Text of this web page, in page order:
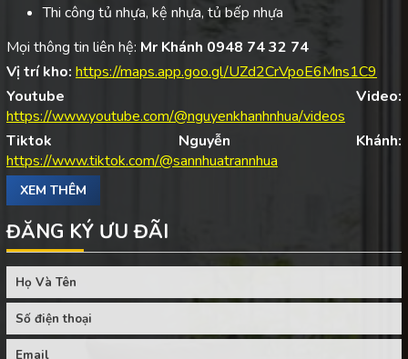
Thi công tủ nhựa, kệ nhựa, tủ bếp nhựa
Mọi thông tin liên hệ: Mr Khánh 0948 74 32 74
Vị trí kho: https://maps.app.goo.gl/UZd2CrVpoE6Mns1C9
Youtube Video:
https://www.youtube.com/@nguyenkhanhnhua/videos
Tiktok Nguyễn Khánh:
https://www.tiktok.com/@sannhuatrannhua
XEM THÊM
ĐĂNG KÝ ƯU ĐÃI